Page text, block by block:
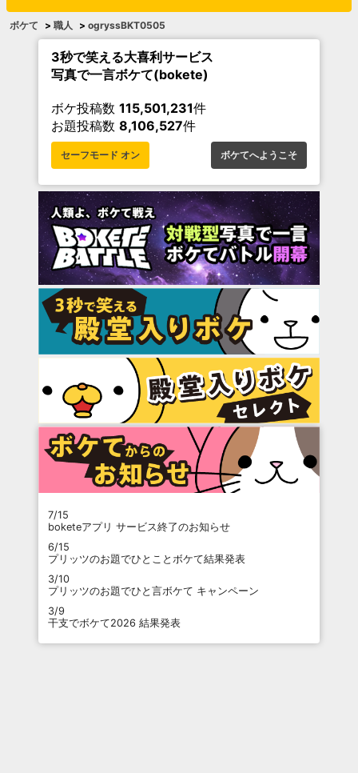
ボケて > 職人 > ogryssBKT0505
3秒で笑える大喜利サービス
写真で一言ボケて(bokete)
ボケ投稿数 115,501,231件
お題投稿数 8,106,527件
セーフモード オン ボケてへようこそ
7/15
boketeアプリ サービス終了のお知らせ
6/15
プリッツのお題でひとことボケて結果発表
3/10
プリッツのお題でひと言ボケて キャンペーン
3/9
干支でボケて2026 結果発表